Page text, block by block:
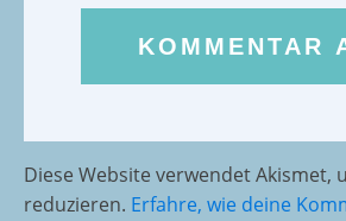
Diese Website verwendet Akismet,
reduzieren. Erfahre, wie deine